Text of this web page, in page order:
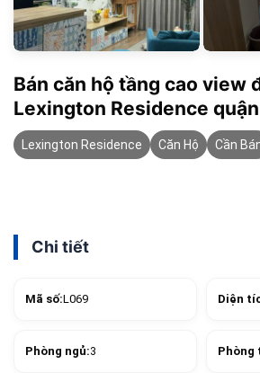
Bán căn hộ tầng cao view
Lexington Residence
Lexington Residence Căn Hộ Cần
Chi tiết
Mã số:L069 Diện
Phòng ngủ:3 Phòng